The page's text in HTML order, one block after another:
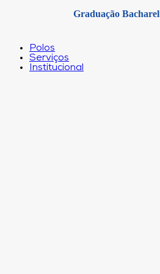
Graduação Bacharel
Polos
Serviços
Institucional